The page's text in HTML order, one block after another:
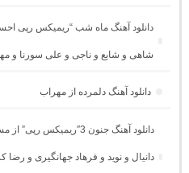
دانلود آهنگ ماه شب “ریمیکس رپی
شاهی و شایع و ناجی و علی سورنا و
دانلود آهنگ دلمرده از مهراب
دانلود آهنگ جنون
دانیال و نوید و فرهاد جهانگیری و رضا